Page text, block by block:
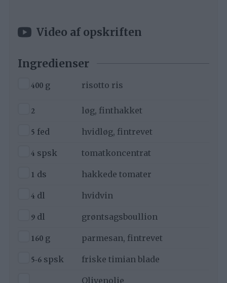
Video af opskriften
Ingredienser
▢
400 g risotto ris
▢
2
løg, finthakket
▢
5 fed
hvidløg, fintrevet
▢
4 spsk
tomatkoncentrat
▢
1 ds
hakkede tomater
▢
4 dl
hvidvin
▢
9 dl
grøntsagsboullion
▢
160 g
parmesan, fintrevet
▢
5-6 spsk
friske timian blade
Olivenolie